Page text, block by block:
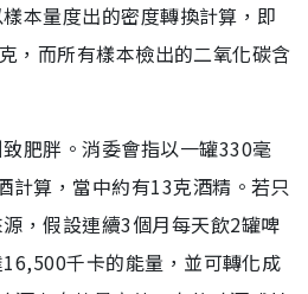
本量度出的密度轉換計算，即
，而所有樣本檢出的二氧化碳含
肥胖。消委會指以一罐330毫
計算，當中約有13克酒精。若只
，假設連續3個月每天飲2罐啤
千卡的能量，並可轉化成